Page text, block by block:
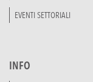
EVENTI SETTORIALI
INFO